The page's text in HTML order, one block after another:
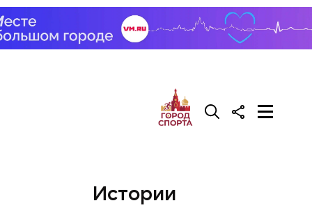
после
его
Истории